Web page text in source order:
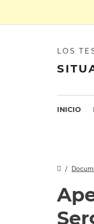
LOS
INICIO